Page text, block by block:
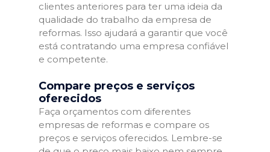
clientes anteriores para ter uma ideia da
qualidade do trabalho da empresa de
reformas. Isso ajudará a garantir que você
está contratando uma empresa confiável
e competente.
Compare preços e serviços
oferecidos
Faça orçamentos com diferentes
empresas de reformas e compare os
preços e serviços oferecidos. Lembre-se